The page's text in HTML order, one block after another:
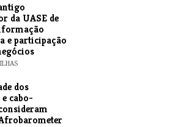
da UASE de
e participação
dos
e cabo-